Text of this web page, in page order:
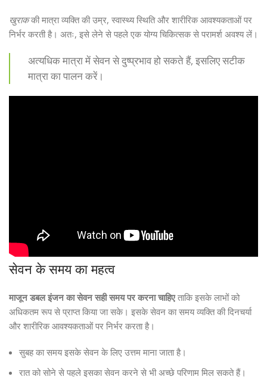
खुराककी मात्रा व्यक्ति की उम्र, स्वास्थ्य स्थिति और शारीरिक आवश्यकताओं पर
निर्भर करती है। अतः, इसे लेने से पहले एक योग्य चिकित्सक से परामर्श अवश्य लें।
अत्यधिक मात्रा में सेवन से दुष्प्रभाव हो सकते हैं, इसलिए सटीक
मात्रा का पालन करें।
सेवन के समय का महत्व
माजून डबल इंजन का सेवन सही समय पर करना चाहिएताकि इसके लाभों को
अधिकतम रूप से प्राप्त किया जा सके। इसके सेवन का समय व्यक्ति की दिनचर्या
और शारीरिक आवश्यकताओं पर निर्भर करता है।
सुबह का समय इसके सेवन के लिए उत्तम माना जाता है।
रात को सोने से पहले इसका सेवन करने से भी अच्छे परिणाम मिल सकते हैं।